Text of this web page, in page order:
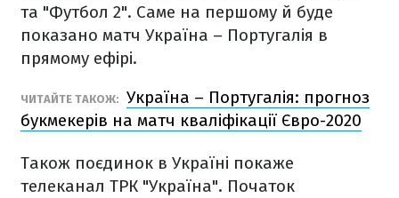
та "Футбол 2". Саме на першому й буде
показано матч Україна – Португалія в
прямому ефірі.
ЧИТАЙТЕ ТАКОЖ: Україна – Португалія: прогноз
букмекерів на матч кваліфікації Євро-2020
Також поєдинок в Україні покаже
телеканал ТРК "Україна". Початок